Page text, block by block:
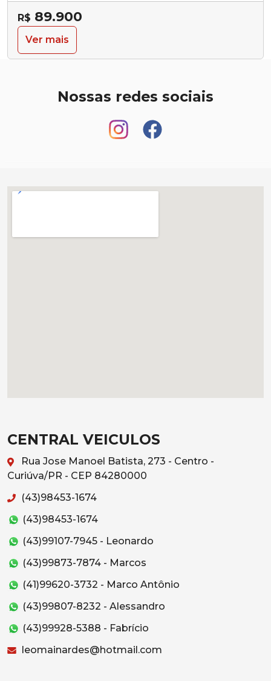
R$ 89.900
Ver mais
Nossas redes sociais
CENTRAL VEICULOS
Rua Jose Manoel Batista, 273 - Centro -
Curiúva/PR - CEP 84280000
(43)98453-1674
(43)98453-1674
(43)99107-7945 - Leonardo
(43)99873-7874 - Marcos
(41)99620-3732 - Marco Antônio
(43)99807-8232 - Alessandro
(43)99928-5388 - Fabrício
leomainardes@hotmail.com